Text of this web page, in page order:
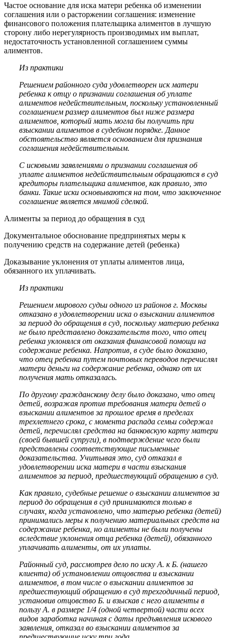
Частое основание для иска матери ребенка об изменении
соглашения или о расторжении соглашения: изменение
финансового положения плательщика алиментов в лучшую
сторону либо нерегулярность производимых им выплат,
недостаточность установленной соглашением суммы
алиментов.
Из практики
Решением районного суда удовлетворен иск матери
ребенка к отцу о признании соглашения об уплате
алиментов недействительным, поскольку установленный
соглашением размер алиментов был ниже размера
алиментов, который мать могла бы получить при
взыскании алиментов в судебном порядке. Данное
обстоятельство является основанием для признания
соглашения недействительным.
С исковыми заявлениями о признании соглашения об
уплате алиментов недействительным обращаются в суд
кредиторы плательщика алиментов, как правило, это
банки. Такие иски основываются на том, что заключенное
соглашение является мнимой сделкой.
Алименты за период до обращения в суд
Документальное обоснование предпринятых меры к
получению средств на содержание детей (ребенка)
Доказывание уклонения от уплаты алиментов лица,
обязанного их уплачивать.
Из практики
Решением мирового судьи одного из районов г. Москвы
отказано в удовлетворении иска о взыскании алиментов
за период до обращения в суд, поскольку материю ребенка
не было представлено доказательств того, что отец
ребенка уклонялся от оказания финансовой помощи на
содержание ребенка. Напротив, в суде было доказано,
что отец ребенка путем почтовых переводов перечислял
матери деньги на содержание ребенка, однако от их
получения мать отказалась.
По другому гражданскому делу было доказано, что отец
детей, возражая против требования матери детей о
взыскании алиментов за прошлое время в пределах
трехлетнего срока, с момента распада семьи содержал
детей, перечислял средства на банковскую карту матери
(своей бывшей супруги), в подтверждение чего были
представлены соответствующие письменные
доказательства. Учитывая это, суд отказал в
удовлетворении иска матери в части взыскания
алиментов за период, предшествующий обращению в суд.
Как правило, судебные решение о взыскании алиментов за
период до обращения в суд принимаются только в
случаях, когда установлено, что матерью ребенка (детей)
принимались меры к получению материальных средств на
содержание ребенка, но алименты не были получены
вследствие уклонения отца ребенка (детей), обязанного
уплачивать алименты, от их уплаты.
Районный суд, рассмотрев дело по иску А. к Б. (нашего
клиента) об установлении отцовства и взыскании
алиментов, в том числе о взыскании алиментов за
предшествующий обращению в суд трехгодичный период,
установив отцовство Б. и взыскав с него алименты в
пользу А. в размере 1/4 (одной четвертой) части всех
видов заработка начиная с даты предъявления искового
заявления, отказал во взыскании алиментов за